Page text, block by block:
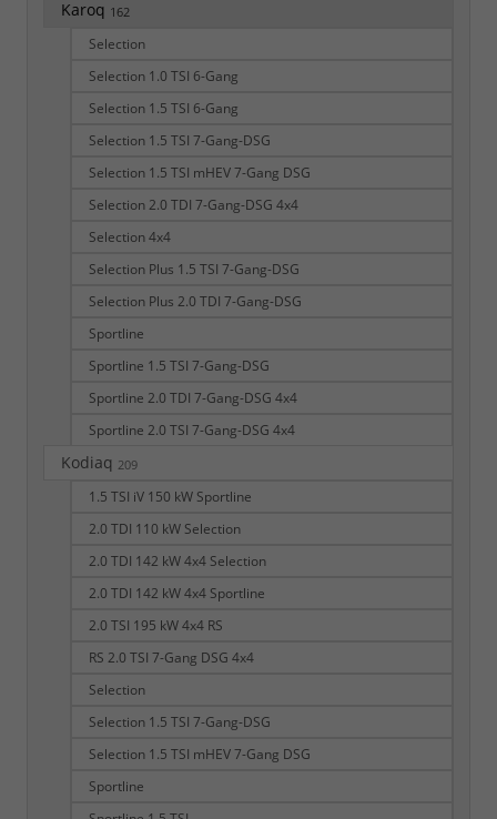
Karoq 162
Selection
Selection 1.0 TSI 6-Gang
Selection 1.5 TSI 6-Gang
Selection 1.5 TSI 7-Gang-DSG
Selection 1.5 TSI mHEV 7-Gang DSG
Selection 2.0 TDI 7-Gang-DSG 4x4
Selection 4x4
Selection Plus 1.5 TSI 7-Gang-DSG
Selection Plus 2.0 TDI 7-Gang-DSG
Sportline
Sportline 1.5 TSI 7-Gang-DSG
Sportline 2.0 TDI 7-Gang-DSG 4x4
Sportline 2.0 TSI 7-Gang-DSG 4x4
Kodiaq 209
1.5 TSI iV 150 kW Sportline
2.0 TDI 110 kW Selection
2.0 TDI 142 kW 4x4 Selection
2.0 TDI 142 kW 4x4 Sportline
2.0 TSI 195 kW 4x4 RS
RS 2.0 TSI 7-Gang DSG 4x4
Selection
Selection 1.5 TSI 7-Gang-DSG
Selection 1.5 TSI mHEV 7-Gang DSG
Sportline